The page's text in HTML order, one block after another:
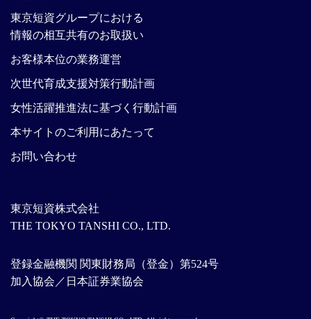
東京短資株式会社
THE TOKYO TANSHI CO., LTD.
登録金融機関 関東財務局（登金）第524号
加入協会／日本証券業協会
東京短資グループにおける
情報の相互共有のお取扱い
お客様本位の業務運営
次世代育成支援対策行動計画
女性活躍推進法に基づく行動計画
本サイトのご利用にあたって
お問い合わせ